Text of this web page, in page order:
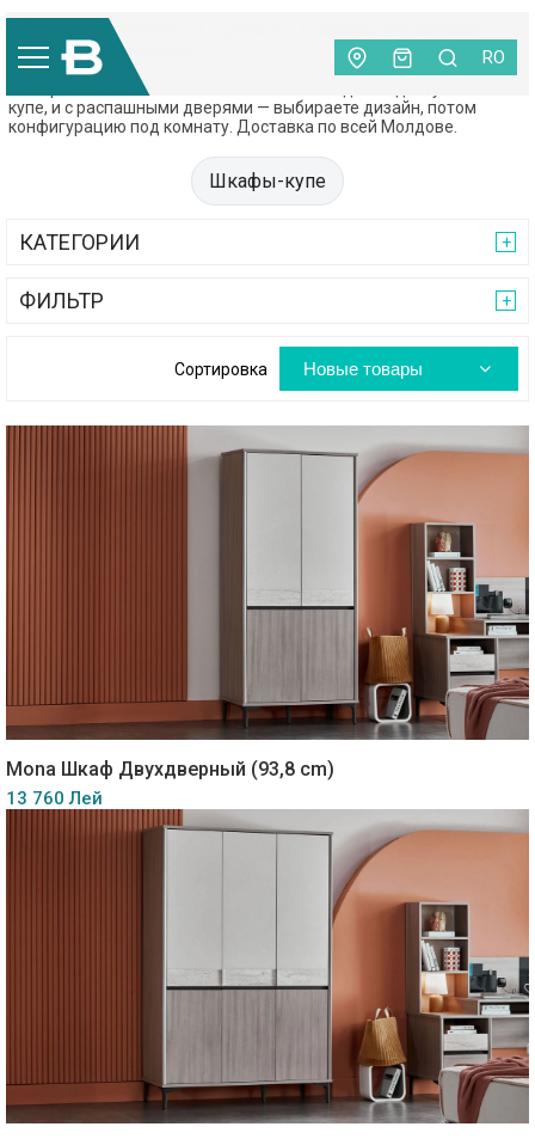
RO
комнаты в Кишинёве
27 вариантов в каталоге: большинство моделей доступны и с
купе, и с распашными дверями — выбираете дизайн, потом
конфигурацию под комнату. Доставка по всей Молдове.
Шкафы-купе
КАТЕГОРИИ
ФИЛЬТР
Сортировка Новые товары
Mona Шкаф Двухдверный (93,8 cm)
13 760 Лей